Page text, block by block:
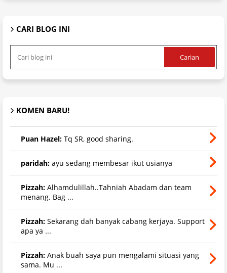
CARI BLOG INI
KOMEN BARU!
Puan Hazel: Tq SR, good sharing.
paridah: ayu sedang membesar ikut usianya
Pizzah: Alhamdulillah..Tahniah Abadam dan team
menang. Bag ...
Pizzah: Sekarang dah banyak cabang kerjaya. Support
apa ya ...
Pizzah: Anak buah saya pun mengalami situasi yang
sama. Mu ...